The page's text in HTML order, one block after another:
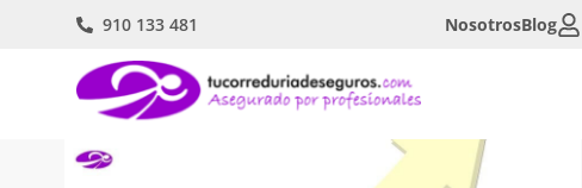
910 133 481 NosotrosBlog